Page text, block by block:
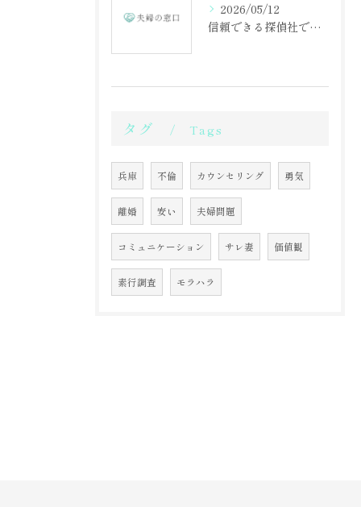
2026/05/12
信頼できる探偵社で不倫調査を始める第一歩
タグ Tags
兵庫 不倫 カウンセリング 勇気
離婚 安い 夫婦問題
コミュニケーション サレ妻 価値観
素行調査 モラハラ